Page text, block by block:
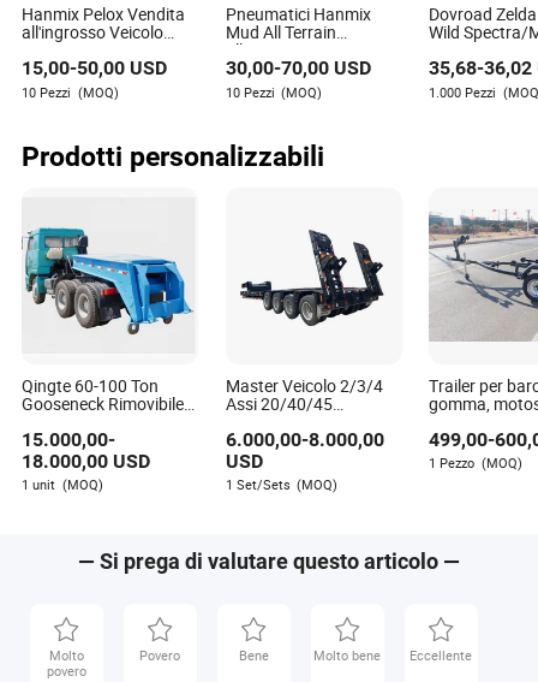
Hanmix Pelox Vendita
all'ingrosso Veicolo
Passeggero Auto
Pneumatici Rivenditori
Neumatici Gomma
ATV Tutti Terreni Fango
Camion Pneumatico
Fornitori in Vendita
15,00-50,00 USD
10 Pezzi (MOQ)
Pneumatici Hanmix
Mud All Terrain
all'ingrosso PCR ATV
SUV Radial per camion
e auto passeggeri
Neumaticos 16 17 18
di gomme Fornitori per
auto Buoni prezzi
30,00-70,00USD
10 Pezzi (MOQ)
Dovroad
Wild Spectra/
Terreno
Armatura e
Rinforzato
35,68-36,02
1.000 Pezzi
Prodotti personalizzabili
Qingte 60-100 Ton
Gooseneck Rimovibile
Letto Loyboy
Rimorchio
Semirimorchio in
Vendita
15.000,00-
18.000,00 USD
1 unit (MOQ)
Master Veicolo 2/3/4
Assi 20/40/45
Basso/Basso Letto
6.000,00-8.000,00
USD
1 Set/Sets (MOQ)
Trailer per
gomma,
yacht della
499,00-
1 Pezzo (MOQ)
— Si prega di valutare questo articolo —
Molto
povero
Povero Bene Molto bene Eccellente